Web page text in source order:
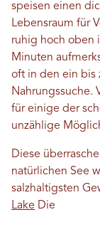
speisen einen
Lebensraum für
ruhig hoch oben
Minuten
oft in den ein bis
Nahrungssuche.
für einige der
unzählige
Diese
natürlichen See
salzhaltigsten
Lake Die